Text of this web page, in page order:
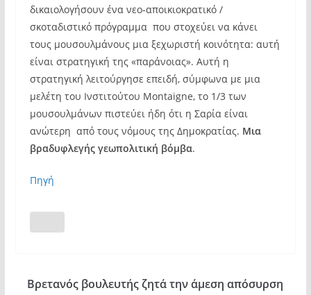
δικαιολογήσουν ένα νεο-αποικιοκρατικό /
σκοταδιστικό πρόγραμμα που στοχεύει να κάνει
τους μουσουλμάνους μια ξεχωριστή κοινότητα: αυτή
είναι στρατηγική της «παράνοιας». Αυτή η
στρατηγική λειτούργησε επειδή, σύμφωνα με μια
μελέτη του Ινστιτούτου Montaigne, το 1/3 των
μουσουλμάνων πιστεύει ήδη ότι η Σαρία είναι
ανώτερη από τους νόμους της Δημοκρατίας. Μια
βραδυφλεγής γεωπολιτική βόμβα.
Πηγή
Βρετανός βουλευτής ζητά την άμεση απόσυρση